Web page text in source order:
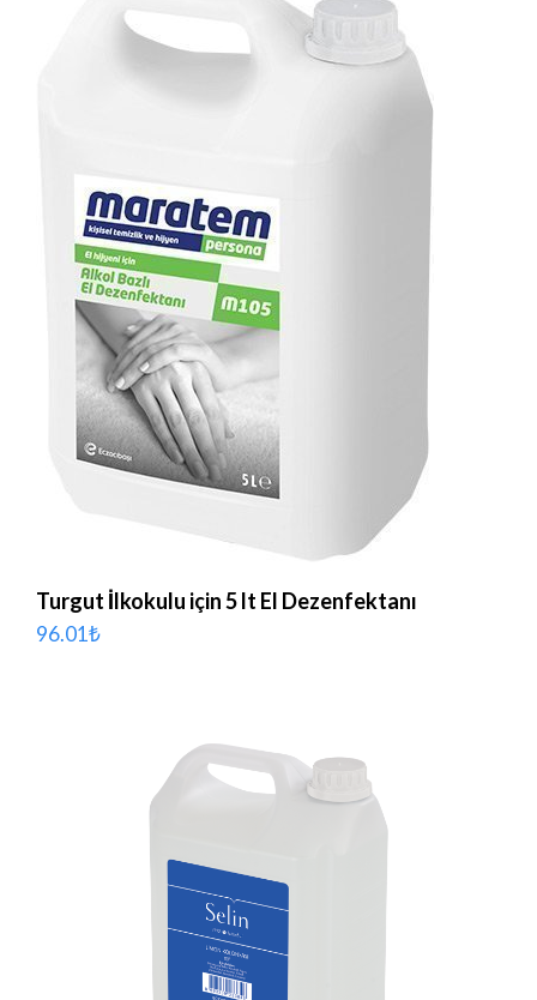
Turgut İlkokulu için 5 lt El Dezenfektanı
96.01₺